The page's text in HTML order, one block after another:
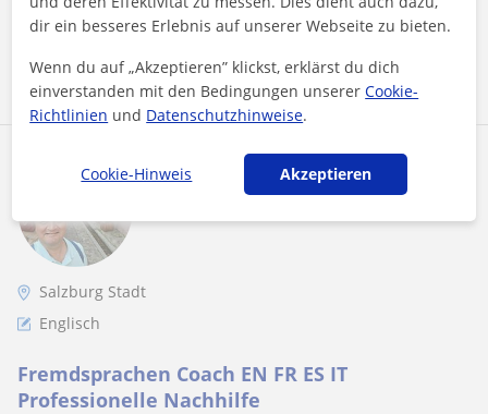
Robert
Salzburg Stadt
Englisch
Fremdsprachen Coach EN FR ES IT
Professionelle Nachhilfe
dir ein besseres Erlebnis auf unserer Webseite zu bieten.
Wenn du auf „Akzeptieren” klickst, erklärst du dich
einverstanden mit den Bedingungen unsererCookie-
Richtlinien und Datenschutzhinweise.
Cookie-Hinweis Akzeptieren